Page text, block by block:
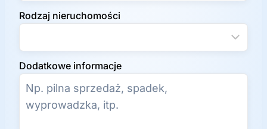
Rodzaj nieruchomości
Dodatkowe informacje